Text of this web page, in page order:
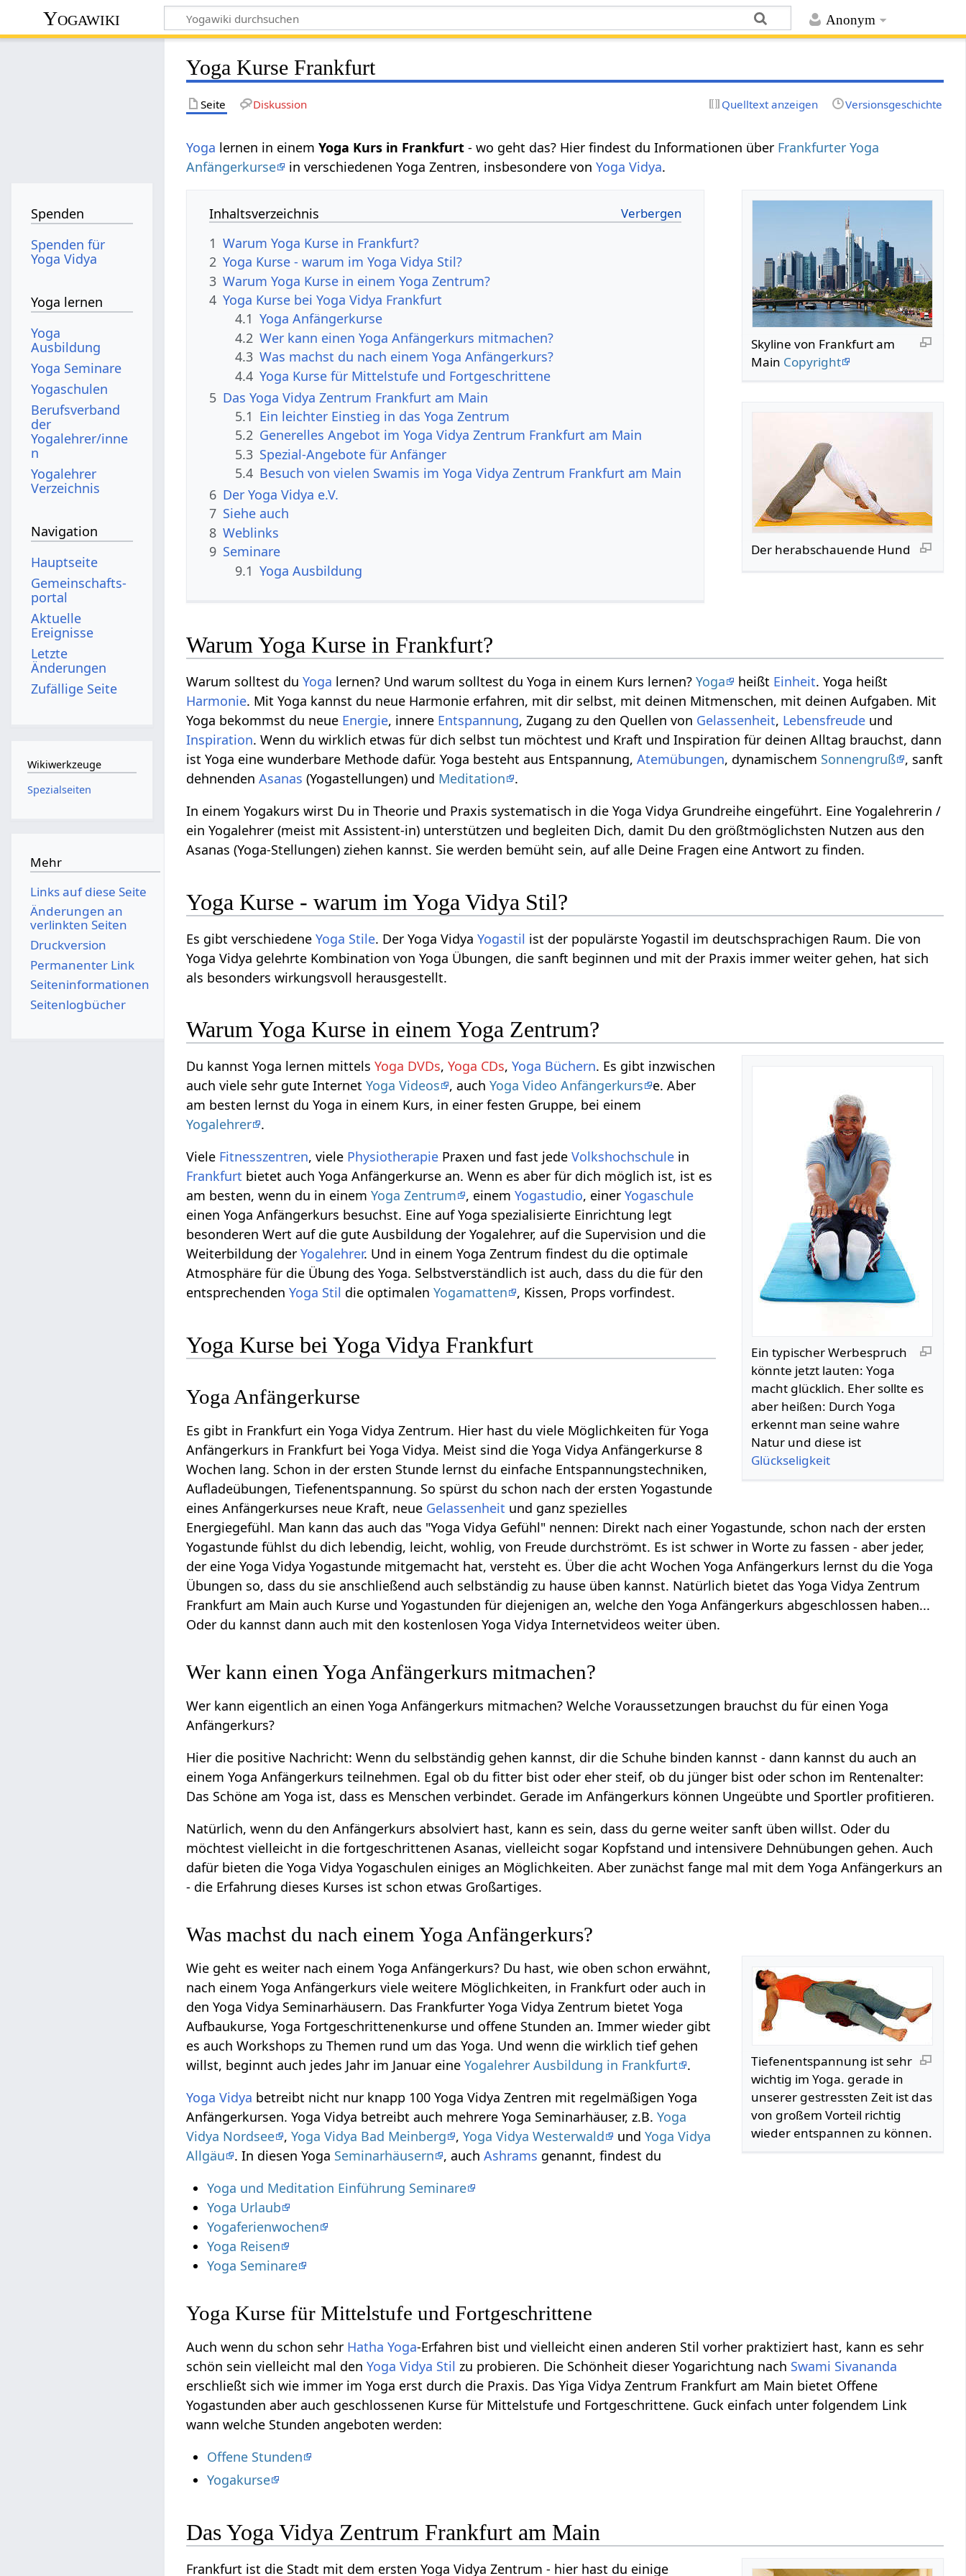
Anonym
Yogawiki
Yoga Kurse Frankfurt
Seite Diskussion Quelltext anzeigen Versionsgeschichte
Yoga lernen in einemYoga Kurs in Frankfurt - wo geht das? Hier findest du Informationen über Frankfurter Yoga
Anfängerkurse
in verschiedenen Yoga Zentren, insbesondere vonYoga Vidya.
Skyline von Frankfurt am
Main Copyright
Der herabschauende Hund
Inhaltsverzeichnis
1 Warum Yoga Kurse in Frankfurt?
2 Yoga Kurse - warum im Yoga Vidya Stil?
3 Warum Yoga Kurse in einem Yoga Zentrum?
4 Yoga Kurse bei Yoga Vidya Frankfurt
4.1 Yoga Anfängerkurse
4.2 Wer kann einen Yoga Anfängerkurs mitmachen?
4.3 Was machst du nach einem Yoga Anfängerkurs?
4.4 Yoga Kurse für Mittelstufe und Fortgeschrittene
5 Das Yoga Vidya Zentrum Frankfurt am Main
5.1 Ein leichter Einstieg in das Yoga Zentrum
5.2 Generelles Angebot im Yoga Vidya Zentrum Frankfurt am Main
5.3 Spezial-Angebote für Anfänger
5.4 Besuch von vielen Swamis im Yoga Vidya Zentrum Frankfurt am Main
6 Der Yoga Vidya e.V.
7 Siehe auch
8 Weblinks
9 Seminare
9.1 Yoga Ausbildung
Warum Yoga Kurse in Frankfurt?
Warum solltest duYoga lernen? Und warum solltest du Yoga in einem Kurs lernen?Yoga heißt Einheit. Yoga heißt
Harmonie. Mit Yoga kannst du neue Harmonie erfahren, mit dir selbst, mit deinen Mitmenschen, mit deinen Aufgaben. Mit
Yoga bekommst du neue Energie, innere Entspannung, Zugang zu den Quellen von Gelassenheit, Lebensfreude und
Inspiration. Wenn du wirklich etwas für dich selbst tun möchtest und Kraft und Inspiration für deinen Alltag brauchst, dann
ist Yoga eine wunderbare Methode dafür. Yoga besteht aus Entspannung,Atemübungen, dynamischem Sonnengruß , sanft
dehnendenAsanas (Yogastellungen) und Meditation
.
In einem Yogakurs wirst Du in Theorie und Praxis systematisch in die Yoga Vidya Grundreihe eingeführt. Eine Yogalehrerin /
ein Yogalehrer (meist mit Assistent-in) unterstützen und begleiten Dich, damit Du den größtmöglichsten Nutzen aus den
Asanas (Yoga-Stellungen) ziehen kannst. Sie werden bemüht sein, auf alle Deine Fragen eine Antwort zu finden.
Yoga Kurse - warum im Yoga Vidya Stil?
Es gibt verschiedeneYoga Stile. Der Yoga VidyaYogastil ist der populärste Yogastil im deutschsprachigen Raum. Die von
Yoga Vidya gelehrte Kombination von Yoga Übungen, die sanft beginnen und mit der Praxis immer weiter gehen, hat sich
als besonders wirkungsvoll herausgestellt.
Warum Yoga Kurse in einem Yoga Zentrum?
Ein typischer Werbespruch
könnte jetzt lauten: Yoga
macht glücklich. Eher sollte es
aber heißen: Durch Yoga
erkennt man seine wahre
Natur und diese ist
Glückseligkeit
Du kannst Yoga lernen mittelsYoga DVDs,Yoga CDs,Yoga Büchern. Es gibt inzwischen
auch viele sehr gute InternetYoga Videos , auchYoga Video Anfängerkurs
e. Aber
am besten lernst du Yoga in einem Kurs, in einer festen Gruppe, bei einem
Yogalehrer .
Viele Fitnesszentren, viele Physiotherapie Praxen und fast jedeVolkshochschule in
Frankfurt bietet auch Yoga Anfängerkurse an. Wenn es aber für dich möglich ist, ist es
am besten, wenn du in einemYoga Zentrum , einemYogastudio, einerYogaschule
einen Yoga Anfängerkurs besuchst. Eine auf Yoga spezialisierte Einrichtung legt
besonderen Wert auf die gute Ausbildung der Yogalehrer, auf die Supervision und die
Weiterbildung derYogalehrer. Und in einem Yoga Zentrum findest du die optimale
Atmosphäre für die Übung des Yoga. Selbstverständlich ist auch, dass du die für den
entsprechendenYoga Stil die optimalenYogamatten , Kissen, Props vorfindest.
Yoga Kurse bei Yoga Vidya Frankfurt
Yoga Anfängerkurse
Es gibt in Frankfurt ein Yoga Vidya Zentrum. Hier hast du viele Möglichkeiten für Yoga
Anfängerkurs in Frankfurt bei Yoga Vidya. Meist sind die Yoga Vidya Anfängerkurse 8
Wochen lang. Schon in der ersten Stunde lernst du einfache Entspannungstechniken,
Aufladeübungen, Tiefenentspannung. So spürst du schon nach der ersten Yogastunde
eines Anfängerkurses neue Kraft, neue Gelassenheit und ganz spezielles
Energiegefühl. Man kann das auch das "Yoga Vidya Gefühl" nennen: Direkt nach einer Yogastunde, schon nach der ersten
Yogastunde fühlst du dich lebendig, leicht, wohlig, von Freude durchströmt. Es ist schwer in Worte zu fassen - aber jeder,
der eine Yoga Vidya Yogastunde mitgemacht hat, versteht es. Über die acht Wochen Yoga Anfängerkurs lernst du die Yoga
Übungen so, dass du sie anschließend auch selbständig zu hause üben kannst. Natürlich bietet das Yoga Vidya Zentrum
Frankfurt am Main auch Kurse und Yogastunden für diejenigen an, welche den Yoga Anfängerkurs abgeschlossen haben...
Oder du kannst dann auch mit den kostenlosen Yoga Vidya Internetvideos weiter üben.
Wer kann einen Yoga Anfängerkurs mitmachen?
Wer kann eigentlich an einen Yoga Anfängerkurs mitmachen? Welche Voraussetzungen brauchst du für einen Yoga
Anfängerkurs?
Hier die positive Nachricht: Wenn du selbständig gehen kannst, dir die Schuhe binden kannst - dann kannst du auch an
einem Yoga Anfängerkurs teilnehmen. Egal ob du fitter bist oder eher steif, ob du jünger bist oder schon im Rentenalter:
Das Schöne am Yoga ist, dass es Menschen verbindet. Gerade im Anfängerkurs können Ungeübte und Sportler profitieren.
Natürlich, wenn du den Anfängerkurs absolviert hast, kann es sein, dass du gerne weiter sanft üben willst. Oder du
möchtest vielleicht in die fortgeschrittenen Asanas, vielleicht sogar Kopfstand und intensivere Dehnübungen gehen. Auch
dafür bieten die Yoga Vidya Yogaschulen einiges an Möglichkeiten. Aber zunächst fange mal mit dem Yoga Anfängerkurs an
- die Erfahrung dieses Kurses ist schon etwas Großartiges.
Was machst du nach einem Yoga Anfängerkurs?
Tiefenentspannung ist sehr
wichtig im Yoga. gerade in
unserer gestressten Zeit ist das
von großem Vorteil richtig
wieder entspannen zu können.
Wie geht es weiter nach einem Yoga Anfängerkurs? Du hast, wie oben schon erwähnt,
nach einem Yoga Anfängerkurs viele weitere Möglichkeiten, in Frankfurt oder auch in
den Yoga Vidya Seminarhäusern. Das Frankfurter Yoga Vidya Zentrum bietet Yoga
Aufbaukurse, Yoga Fortgeschrittenenkurse und offene Stunden an. Immer wieder gibt
es auch Workshops zu Themen rund um das Yoga. Und wenn die wirklich tief gehen
willst, beginnt auch jedes Jahr im Januar eineYogalehrer Ausbildung in Frankfurt
.
Yoga Vidya betreibt nicht nur knapp 100 Yoga Vidya Zentren mit regelmäßigen Yoga
Anfängerkursen. Yoga Vidya betreibt auch mehrere Yoga Seminarhäuser, z.B.Yoga
Vidya Nordsee ,Yoga Vidya Bad Meinberg ,Yoga Vidya Westerwald undYoga Vidya
Allgäu
. In diesen Yoga Seminarhäusern , auchAshrams genannt, findest du
Yoga und Meditation Einführung Seminare
Yoga Urlaub
Yogaferienwochen
Yoga Reisen
Yoga Seminare
Yoga Kurse für Mittelstufe und Fortgeschrittene
Auch wenn du schon sehr Hatha Yoga-Erfahren bist und vielleicht einen anderen Stil vorher praktiziert hast, kann es sehr
schön sein vielleicht mal denYoga Vidya Stil zu probieren. Die Schönheit dieser Yogarichtung nach Swami Sivananda
erschließt sich wie immer im Yoga erst durch die Praxis. Das Yiga Vidya Zentrum Frankfurt am Main bietet Offene
Yogastunden aber auch geschlossenen Kurse für Mittelstufe und Fortgeschrittene. Guck einfach unter folgendem Link
wann welche Stunden angeboten werden:
Offene Stunden
Yogakurse
Das Yoga Vidya Zentrum Frankfurt am Main
Frankfurt ist die Stadt mit dem ersten Yoga Vidya Zentrum - hier hast du einige
Spenden
Spenden für
Yoga Vidya
Yoga lernen
Yoga
Ausbildung
Yoga Seminare
Yogaschulen
Berufsverband
der
Yogalehrer/inne
n
Yogalehrer
Verzeichnis
Navigation
Hauptseite
Gemeinschafts­
portal
Aktuelle
Ereignisse
Letzte
Änderungen
Zufällige Seite
Wikiwerkzeuge
Spezialseiten
Mehr
Links auf diese Seite
Änderungen an
verlinkten Seiten
Druckversion
Permanenter Link
Seiten­­informationen
Seitenlogbücher